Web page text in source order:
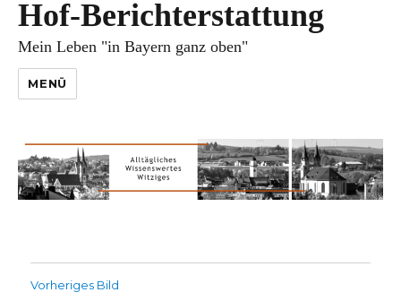
Hof-Berichterstattung
Mein Leben "in Bayern ganz oben"
MENÜ
Vorheriges Bild